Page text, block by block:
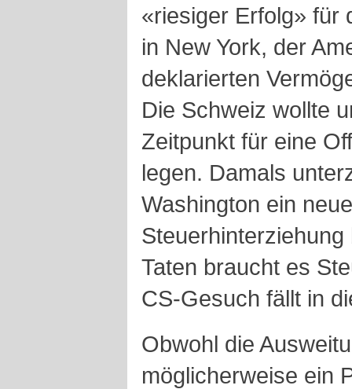
«riesiger Erfolg» für
in New York, der
deklarierten
Die Schweiz wollte
Zeitpunkt für eine
legen. Damals
Washington ein
Taten braucht es
CS-Gesuch fällt in
Obwohl die
möglicherweise ein